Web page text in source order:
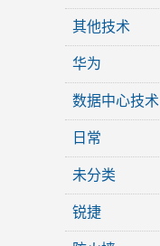
其他技术
华为
数据中心技术
日常
未分类
锐捷